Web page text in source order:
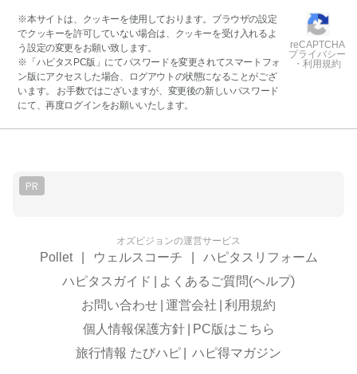
※本サイトは、クッキーを使用しております。ブラウザの設定
でクッキーを許可していない場合は、クッキーを受け入れるよ
う設定の変更をお願い致します。
※「ハピタスPC版」にてパスワードを変更されてスマートフォ
ン版にアクセスした場合、ログアウトの状態になることがござ
います。 お手数ではございますが、変更後の新しいパスワード
にて、再度ログインをお願いいたします。
reCAPTCHA
プライバシー
・利用規約
PR
オズビジョンの運営サービス
Pollet ウェルスコーチ
ハピタスリフォーム
ハピタスガイド
よくあるご質問(ヘルプ)
お問い合わせ 運営会社
利用規約
個人情報保護方針
PC版はこちら
旅行情報 たびハピ
ハピ得マガジン